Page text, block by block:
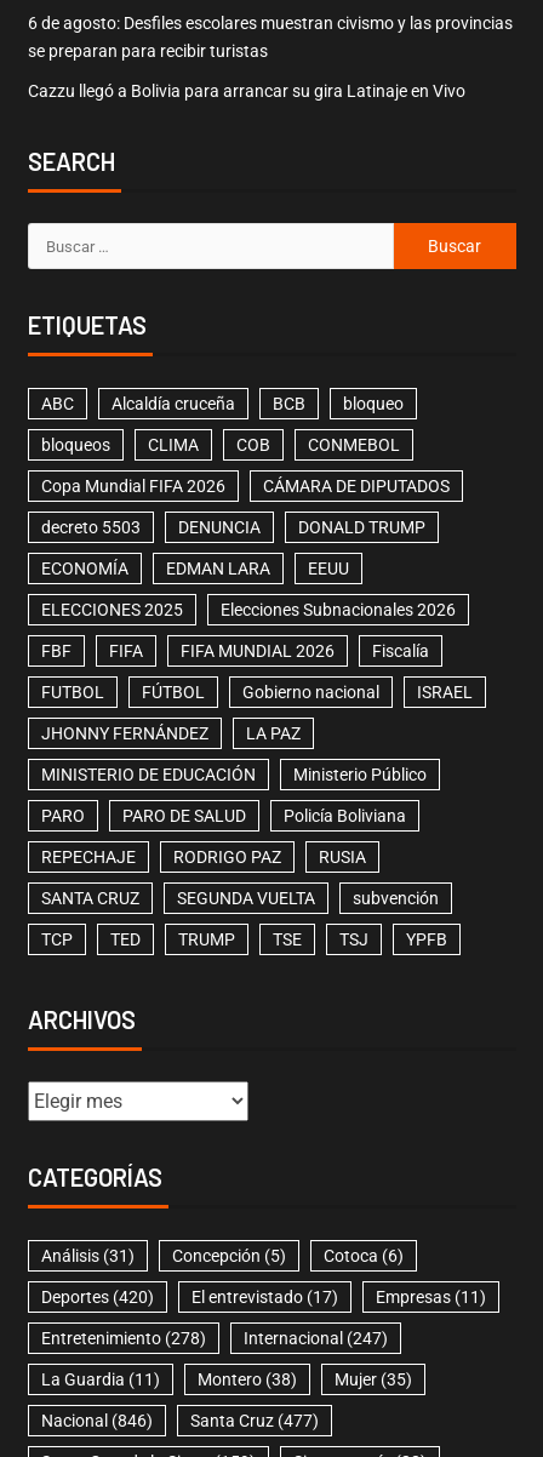
6 de agosto: Desfiles escolares muestran civismo y las provincias
se preparan para recibir turistas
Cazzu llegó a Bolivia para arrancar su gira Latinaje en Vivo
SEARCH
ETIQUETAS
ABC Alcaldía cruceña BCB bloqueo
bloqueos CLIMA COB CONMEBOL
Copa Mundial FIFA 2026 CÁMARA DE DIPUTADOS
decreto 5503 DENUNCIA DONALD TRUMP
ECONOMÍA EDMAN LARA EEUU
ELECCIONES 2025 Elecciones Subnacionales 2026
FBF FIFA FIFA MUNDIAL 2026 Fiscalía
FUTBOL FÚTBOL Gobierno nacional ISRAEL
JHONNY FERNÁNDEZ LA PAZ
MINISTERIO DE EDUCACIÓN Ministerio Público
PARO PARO DE SALUD Policía Boliviana
REPECHAJE RODRIGO PAZ RUSIA
SANTA CRUZ SEGUNDA VUELTA subvención
TCP TED TRUMP TSE TSJ YPFB
ARCHIVOS
CATEGORÍAS
Análisis(31) Concepción (5) Cotoca (6)
Deportes(420) El entrevistado(17) Empresas(11)
Entretenimiento(278) Internacional (247)
La Guardia (11) Montero(38) Mujer(35)
Nacional (846) Santa Cruz(477)